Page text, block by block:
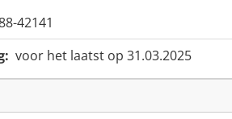
42141
voor het laatst op 31.03.2025